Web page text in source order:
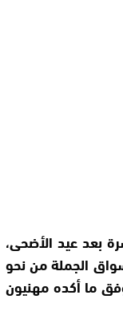
بعد عيد الأضحى،
الجملة من نحو
50 سنتيماً، وفق ما أكده مهنيون